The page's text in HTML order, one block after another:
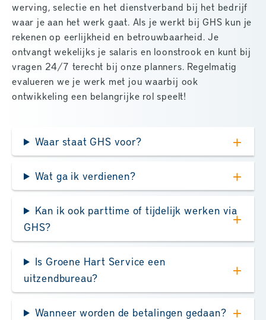
werving, selectie en het dienstverband bij het bedrijf
waar je aan het werk gaat. Als je werkt bij GHS kun je
rekenen op eerlijkheid en betrouwbaarheid. Je
ontvangt wekelijks je salaris en loonstrook en kunt bij
vragen 24/7 terecht bij onze planners. Regelmatig
evalueren we je werk met jou waarbij ook
ontwikkeling een belangrijke rol speelt!
Waar staat GHS voor?
Wat ga ik verdienen?
Kan ik ook parttime of tijdelijk werken via
GHS?
Is Groene Hart Service een
uitzendbureau?
Wanneer worden de betalingen gedaan?